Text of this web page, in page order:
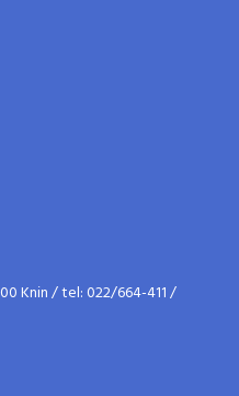
Knin / tel: 022/664-411 /